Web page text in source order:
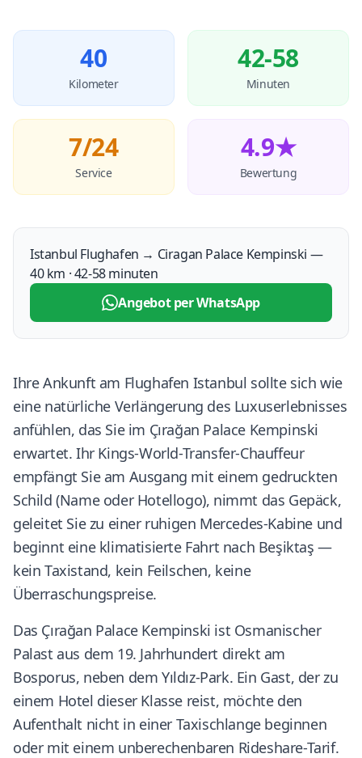
40
Kilometer
42-58
Minuten
7/24
Service
4.9★
Bewertung
Istanbul Flughafen → Ciragan Palace Kempinski —
40 km · 42-58 minuten
Angebot per WhatsApp
Ihre Ankunft am Flughafen Istanbul sollte sich wie
eine natürliche Verlängerung des Luxuserlebnisses
anfühlen, das Sie im Çırağan Palace Kempinski
erwartet. Ihr Kings-World-Transfer-Chauffeur
empfängt Sie am Ausgang mit einem gedruckten
Schild (Name oder Hotellogo), nimmt das Gepäck,
geleitet Sie zu einer ruhigen Mercedes-Kabine und
beginnt eine klimatisierte Fahrt nach Beşiktaş —
kein Taxistand, kein Feilschen, keine
Überraschungspreise.
Das Çırağan Palace Kempinski ist Osmanischer
Palast aus dem 19. Jahrhundert direkt am
Bosporus, neben dem Yıldız-Park. Ein Gast, der zu
einem Hotel dieser Klasse reist, möchte den
Aufenthalt nicht in einer Taxischlange beginnen
oder mit einem unberechenbaren Rideshare-Tarif.